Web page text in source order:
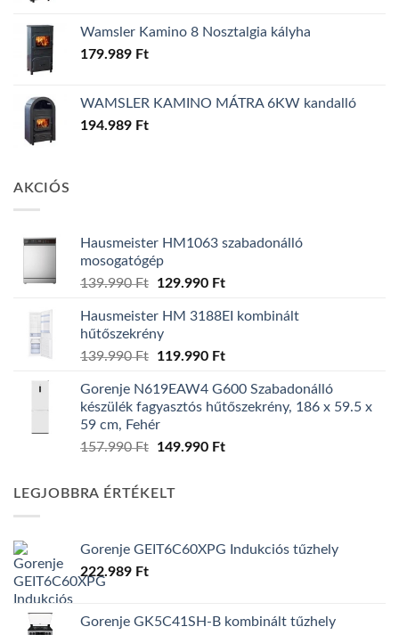
Wamsler Kamino 8 Nosztalgia kályha
179.989 Ft
WAMSLER KAMINO MÁTRA 6KW kandalló
194.989 Ft
AKCIÓS
Hausmeister HM1063 szabadonálló
mosogatógép
139.990Ft
Original
was:
139.990 Ft.
129.990 FtCurrent
is:
Hausmeister HM 3188EI kombinált
hűtőszekrény
139.990Ft
Original
was:
139.990 Ft.
119.990 FtCurrent
is:
119.990 Ft.
Gorenje N619EAW4 G600 Szabadonálló
készülék fagyasztós hűtőszekrény, 186 x 59.5 x
59 cm, Fehér
157.990Ft
Original
157.990 Ft.
149.990 FtCurrent
LEGJOBBRA ÉRTÉKELT
Gorenje GEIT6C60XPG Indukciós tűzhely
222.989 Ft
Gorenje GK5C41SH-B kombinált tűzhely